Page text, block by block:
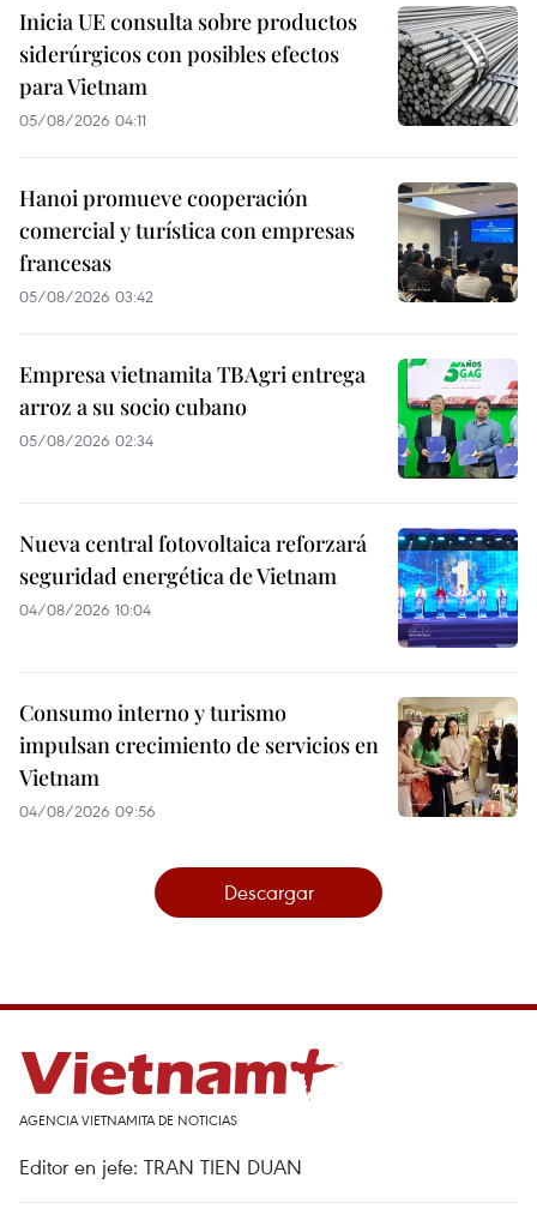
Inicia UE consulta sobre productos
siderúrgicos con posibles efectos
para Vietnam
05/08/2026 04:11
Hanoi promueve cooperación
comercial y turística con empresas
francesas
05/08/2026 03:42
Empresa vietnamita TBAgri entrega
arroz a su socio cubano
05/08/2026 02:34
Nueva central fotovoltaica reforzará
seguridad energética de Vietnam
04/08/2026 10:04
Consumo interno y turismo
impulsan crecimiento de servicios en
Vietnam
04/08/2026 09:56
Descargar
AGENCIA VIETNAMITA DE NOTICIAS
Editor en jefe: TRAN TIEN DUAN